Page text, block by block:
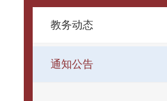
教务动态
通知公告